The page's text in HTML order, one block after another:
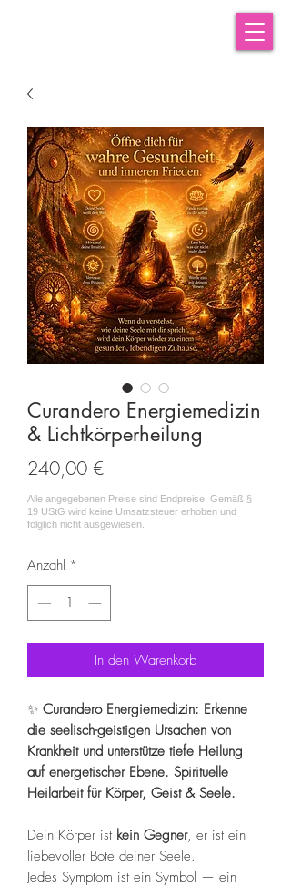
Curandero Energiemedizin
& Lichtkörperheilung
240,00 €Preis
Anzahl *
In den Warenkorb
✨ Curandero Energiemedizin: Erkenne
die seelisch-geistigen Ursachen von
Krankheit und unterstütze tiefe Heilung
auf energetischer Ebene. Spirituelle
Heilarbeit für Körper, Geist & Seele.
Dein Körper ist kein Gegner, er ist ein
liebevoller Bote deiner Seele.
Jedes Symptom ist ein Symbol — ein